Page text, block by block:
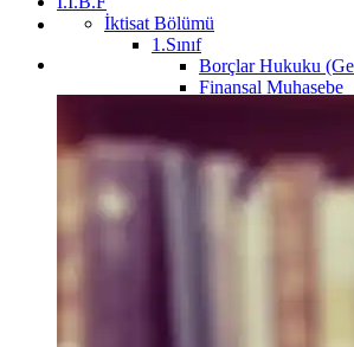
İktisat Bölümü
1.Sınıf
Borçlar Hukuku
Finansal Muhasebe
İktisat
İktisat Sosyolojisi
Sosyolojiye Giriş